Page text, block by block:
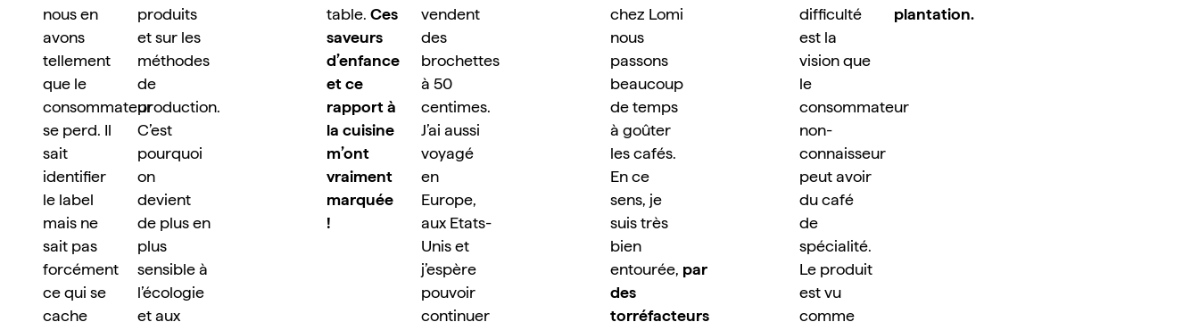
nous en
avons
tellement
que le
consommateur
se perd. Il
sait
identifier
le label
mais ne
sait pas
forcément
ce qui se
cache
produits
et sur les
méthodes
de
production.
C’est
pourquoi
on
devient
de plus en
plus
sensible à
l’écologie
et aux
table. Ces
saveurs
d’enfance
et ce
rapport à
la cuisine
m’ont
vraiment
marquée
!
vendent
des
brochettes
à 50
centimes.
J’ai aussi
voyagé
en
Europe,
aux Etats-
Unis et
j’espère
pouvoir
continuer
chez Lomi
nous
passons
beaucoup
de temps
à goûter
les cafés.
En ce
sens, je
suis très
bien
entourée, par
des
torréfacteurs
difficulté
est la
vision que
le
consommateur
non-
connaisseur
peut avoir
du café
de
spécialité.
Le produit
est vu
comme
plantation.